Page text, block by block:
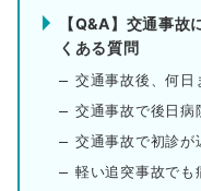
【Q&A】交通事故
くある質問
交通事故後、何日
交通事故で後日病
交通事故で初診が
軽い追突事故でも